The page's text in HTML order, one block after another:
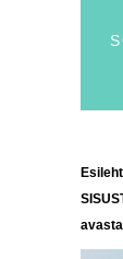
Esileht